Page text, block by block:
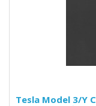
Tesla Model 3/Y